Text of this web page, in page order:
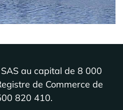
au capital de 8 000
de Commerce de
820 410.